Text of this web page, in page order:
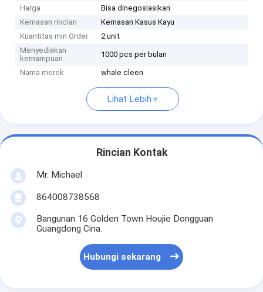
Harga
Bisa dinegosiasikan
Kemasan rincian
Kemasan Kasus Kayu
Kuantitas min Order
2 unit
Menyediakan
kemampuan
1000 pcs per bulan
Nama merek whale cleen
Lihat Lebih
Rincian Kontak
Mr. Michael
864008738568
Bangunan 16 Golden Town Houjie Dongguan
Guangdong Cina.
Hubungi sekarang